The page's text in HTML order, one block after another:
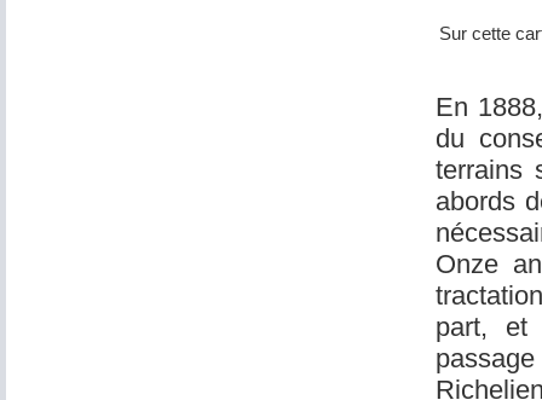
Sur cette
En
du
terrains
abords
Onze
part, et